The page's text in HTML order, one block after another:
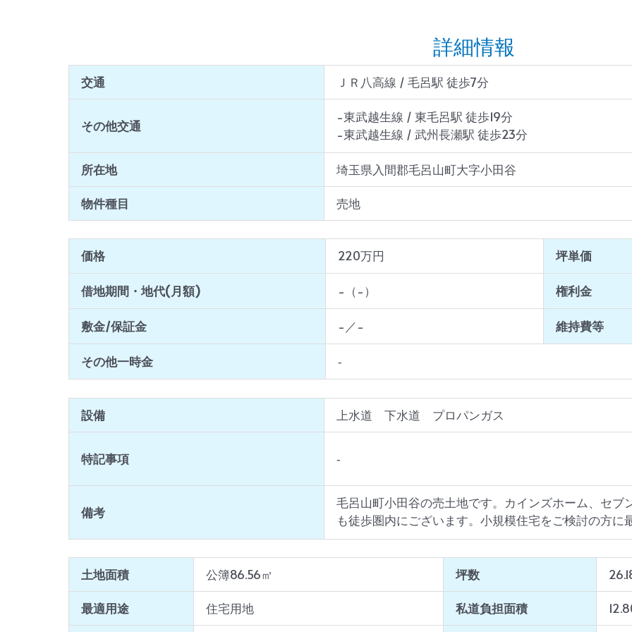
詳細情報
交通 ＪＲ八高線 / 毛呂駅 徒歩7分
その他交通
-東武越生線 / 東毛呂駅 徒歩19分
-東武越生線 / 武州長瀬駅 徒歩23分
所在地
埼玉県入間郡毛呂山町大字小田谷
物件種目
売地
価格 220万円 坪単価
借地期間・地代(月額) -（-） 権利金
敷金/保証金 -／- 維持費等
その他一時金 ‐
設備 上水道 下水道 プロパンガス
特記事項 ‐
備考
毛呂山町小田谷の売土地です。カインズホーム、セ
も徒歩圏内にございます。小規模住宅をご検討の方に
土地面積 公簿86.56㎡ 坪数
最適用途
住宅用地 私道負担面積